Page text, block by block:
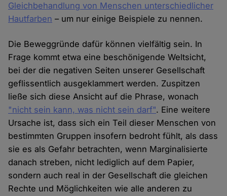
Gleichbehandlung von Menschen unterschiedlicher
Hautfarben – um nur einige Beispiele zu nennen.
Die Beweggründe dafür können vielfältig sein. In
Frage kommt etwa eine beschönigende Weltsicht,
bei der die negativen Seiten unserer Gesellschaft
geflissentlich ausgeklammert werden. Zuspitzen
ließe sich diese Ansicht auf die Phrase, wonach
"nicht sein kann, was nicht sein darf". Eine weitere
Ursache ist, dass sich ein Teil dieser Menschen von
bestimmten Gruppen insofern bedroht fühlt, als dass
sie es als Gefahr betrachten, wenn Marginalisierte
danach streben, nicht lediglich auf dem Papier,
sondern auch real in der Gesellschaft die gleichen
Rechte und Möglichkeiten wie alle anderen zu